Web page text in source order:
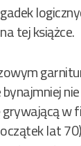
tej książce.
grywającą
lat